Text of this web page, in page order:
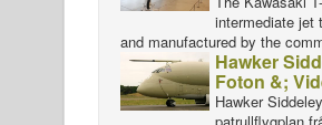
intermediate jet
and manufactured by the
Hawker
Foton &;
Hawker